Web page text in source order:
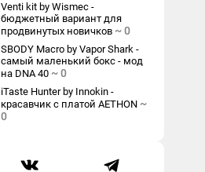
Venti kit by Wismec -
бюджетный вариант для
продвинутых новичков ~0
SBODY Macro by Vapor Shark -
самый маленький бокс - мод
на DNA 40 ~0
iTaste Hunter by Innokin -
красавчик с платой AETHON ~
0